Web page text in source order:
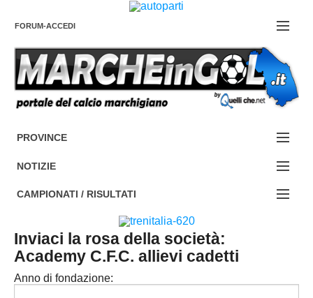
FORUM-ACCEDI
Contattaci
PROVINCE
EDIZIONE:
ANCONA
FERMO
MACERATA
NOTIZIE
NOTIZIE:
SERIE D
ECCELLENZA
CAMPIONATI / RISULTATI
NAZIONALI
REGIONALI
Inviaci la rosa della società:
Academy C.F.C. allievi cadetti
Anno di fondazione: